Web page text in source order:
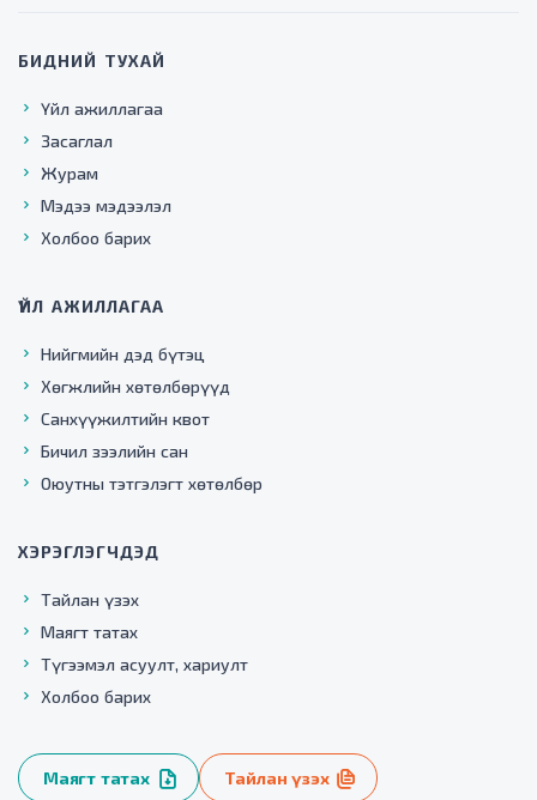
БИДНИЙ ТУХАЙ
Үйл ажиллагаа
Засаглал
Журам
Мэдээ мэдээлэл
Холбоо барих
ҮЙЛ АЖИЛЛАГАА
Нийгмийн дэд бүтэц
Хөгжлийн хөтөлбөрүүд
Санхүүжилтийн квот
Бичил зээлийн сан
Оюутны тэтгэлэгт хөтөлбөр
ХЭРЭГЛЭГЧДЭД
Тайлан үзэх
Маягт татах
Түгээмэл асуулт, хариулт
Холбоо барих
Маягт татах Тайлан үзэх